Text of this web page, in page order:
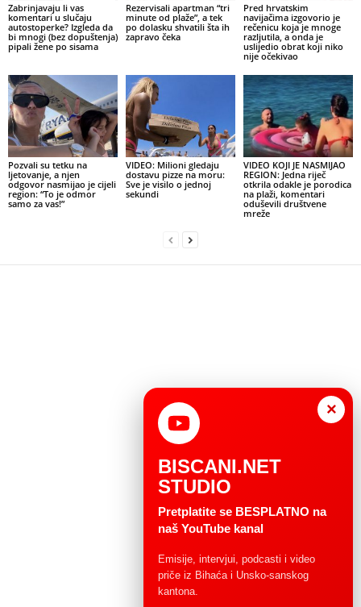
Zabrinjavaju li vas
komentari u slučaju
autostoperke? Izgleda da
bi mnogi (bez dopuštenja)
pipali žene po sisama
Rezervisali apartman “tri
minute od plaže”, a tek
po dolasku shvatili šta ih
zapravo čeka
Pred hrvatskim
navijačima izgovorio je
rečenicu koja je mnoge
razljutila, a onda je
uslijedio obrat koji niko
nije očekivao
Pozvali su tetku na
ljetovanje, a njen
odgovor nasmijao je cijeli
region: “To je odmor
samo za vas!”
VIDEO: Milioni gledaju
dostavu pizze na moru:
Sve je visilo o jednoj
sekundi
VIDEO KOJI JE NASMIJAO
REGION: Jedna riječ
otkrila odakle je porodica
na plaži, komentari
oduševili društvene
mreže
×
BISCANI.NET
STUDIO
Pretplatite se BESPLATNO na
naš YouTube kanal
Emisije, intervjui, podcasti i video
priče iz Bihaća i Unsko-sanskog
kantona.